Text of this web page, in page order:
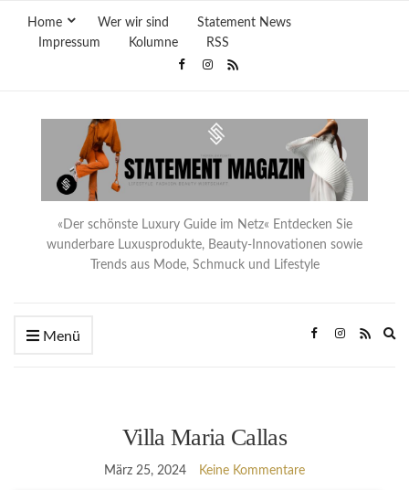
Home Wer wir sind
Statement News
Impressum
Kolumne RSS
«Der schönste Luxury Guide im Netz« Entdecken Sie
wunderbare Luxusprodukte, Beauty-Innovationen sowie
Trends aus Mode, Schmuck und Lifestyle
Menü
Villa Maria Callas
März 25, 2024 Keine Kommentare